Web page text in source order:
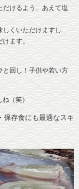
だけるよう、あえて塩
くいただけますし
ます。
と回し！子供や若い方
（笑）
存食にも最適なスキ